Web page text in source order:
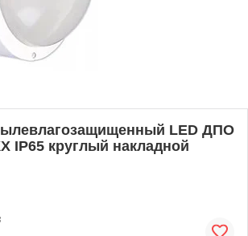
LED ДПО
IP65 круглый накладной